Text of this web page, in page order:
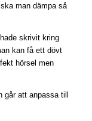
man dämpa så
skrivit kring
kan få ett dövt
hörsel men
går att anpassa till